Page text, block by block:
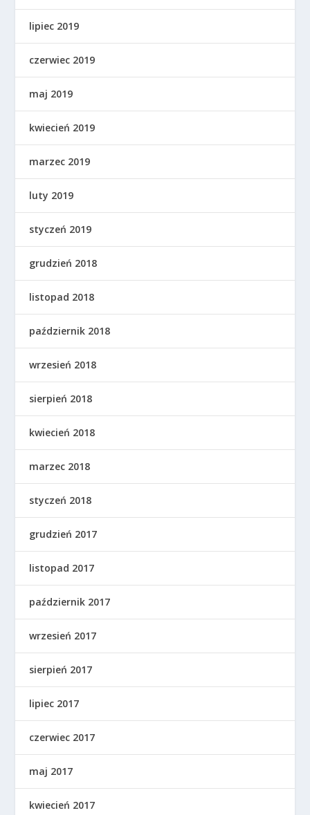
lipiec 2019
czerwiec 2019
maj 2019
kwiecień 2019
marzec 2019
luty 2019
styczeń 2019
grudzień 2018
listopad 2018
październik 2018
wrzesień 2018
sierpień 2018
kwiecień 2018
marzec 2018
styczeń 2018
grudzień 2017
listopad 2017
październik 2017
wrzesień 2017
sierpień 2017
lipiec 2017
czerwiec 2017
maj 2017
kwiecień 2017